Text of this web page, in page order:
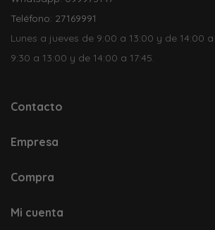
Teléfono: 27169991
Lunes a jueves de 9:00 a 13:00 y de 14:00 a
9:30 a 13:00 y de 14:00 a 17:45.
Contacto
Empresa
Compra
Mi cuenta